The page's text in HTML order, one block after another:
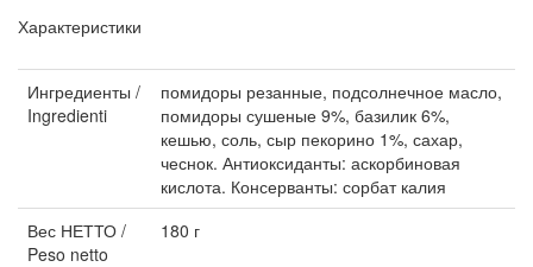
Характеристики
Ингредиенты /
Ingredienti
помидоры резанные, подсолнечное масло,
помидоры сушеные 9%, базилик 6%,
кешью, соль, сыр пекорино 1%, сахар,
чеснок. Антиоксиданты: аскорбиновая
кислота. Консерванты: сорбат калия
Вес НЕТТО /
Peso netto
180 г